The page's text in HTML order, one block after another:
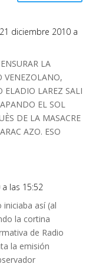
diciembre 2010 a
LA
VENEZOLANO,
ELADIO LAREZ SALI
EL SOL
DE LA MASACRE
AZO. ESO
las 15:52
iniciaba así (al
la cortina
de Radio
la emisión